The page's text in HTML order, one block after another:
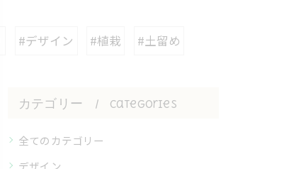
#デザイン #植栽 #土留め
カテゴリー Categories
全てのカテゴリー
デザイン